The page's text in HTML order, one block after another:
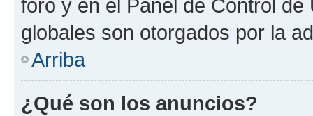
foro y en el Panel de Control
globales son otorgados por la
Arriba
¿Qué son los anuncios?